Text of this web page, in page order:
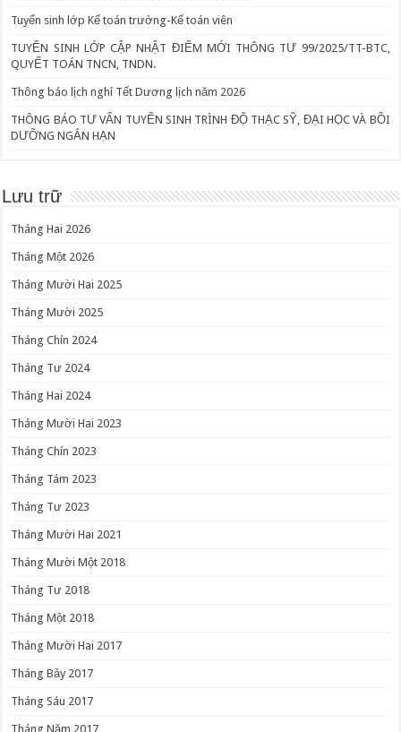
Tuyển sinh lớp Kế toán trưởng-Kế toán viên
TUYỂN SINH LỚP CẬP NHẬT ĐIỂM MỚI THÔNG TƯ 99/2025/TT-BTC,
QUYẾT TOÁN TNCN, TNDN.
Thông báo lịch nghỉ Tết Dương lịch năm 2026
THÔNG BÁO TƯ VẤN TUYỂN SINH TRÌNH ĐỘ THẠC SỸ, ĐẠI HỌC VÀ BỒI
DƯỠNG NGẮN HẠN
Lưu trữ
Tháng Hai 2026
Tháng Một 2026
Tháng Mười Hai 2025
Tháng Mười 2025
Tháng Chín 2024
Tháng Tư 2024
Tháng Hai 2024
Tháng Mười Hai 2023
Tháng Chín 2023
Tháng Tám 2023
Tháng Tư 2023
Tháng Mười Hai 2021
Tháng Mười Một 2018
Tháng Tư 2018
Tháng Một 2018
Tháng Mười Hai 2017
Tháng Bảy 2017
Tháng Sáu 2017
Tháng Năm 2017